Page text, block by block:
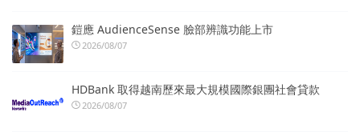
鎧應 AudienceSense 臉部辨識功能上市
2026/08/07
HDBank 取得越南歷來最大規模國際銀團社會貸款
2026/08/07